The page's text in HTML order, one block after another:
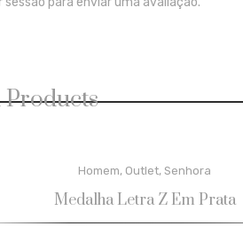
Products
Homem, Outlet, Senhora
Medalha Letra Z Em Prata